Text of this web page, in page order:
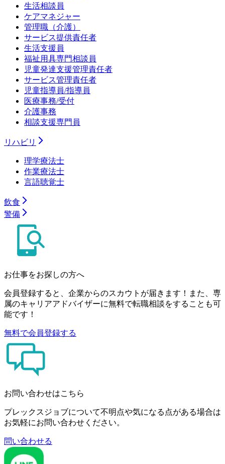
生活相談員
ケアマネジャー
管理職（介護）
サービス提供責任者
生活支援員
福祉用具専門相談員
児童発達支援管理責任者
サービス管理責任者
児童指導員/指導員
医療事務/受付
介護事務
相談支援専門員
リハビリ
理学療法士
作業療法士
言語聴覚士
飲食
警備
お仕事をお探しの方へ
会員登録すると、企業からのスカウトが届きます！また、専
属のキャリアアドバイザーに無料で転職相談をすることも可
能です！
無料で会員登録する
お問い合わせはこちら
プレックスジョブについて不明点や気になる点がある場合は
お気軽にお問い合わせください。
問い合わせる